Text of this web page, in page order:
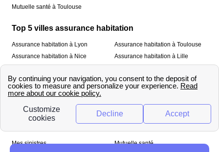
Mutuelle santé à Toulouse
Top 5 villes assurance habitation
Assurance habitation à Lyon
Assurance habitation à Nice
Assurance habitation à Toulouse
Assurance habitation à Lille
À propos
Qui sommes-nous ? Mentions légales
Mes sinistres
Mutuelle santé